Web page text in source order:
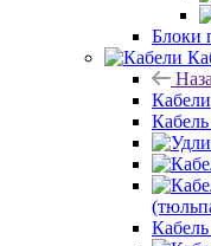
Блоки
Кабели